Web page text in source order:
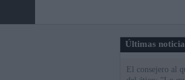
Últimas
El consejero al